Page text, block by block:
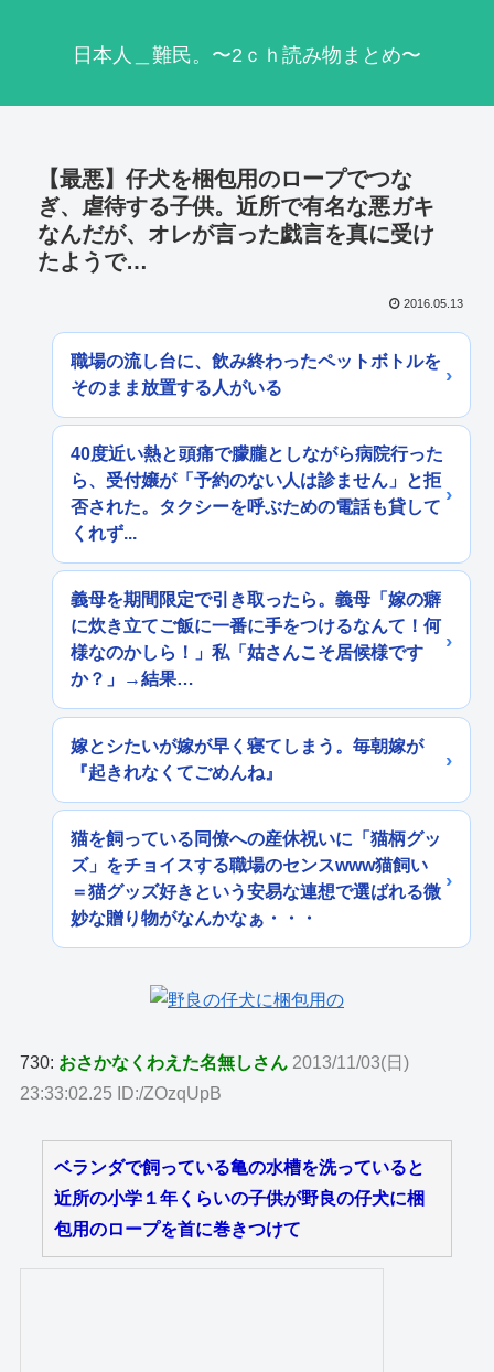
日本人＿難民。〜2ｃｈ読み物まとめ〜
【最悪】仔犬を梱包用のロープでつな
ぎ、虐待する子供。近所で有名な悪ガキ
なんだが、オレが言った戯言を真に受け
たようで…
2016.05.13
職場の流し台に、飲み終わったペットボトルを
そのまま放置する人がいる
40度近い熱と頭痛で朦朧としながら病院行った
ら、受付嬢が「予約のない人は診ません」と拒
否された。タクシーを呼ぶための電話も貸して
くれず...
義母を期間限定で引き取ったら。義母「嫁の癖
に炊き立てご飯に一番に手をつけるなんて！何
様なのかしら！」私「姑さんこそ居候様です
か？」→結果…
嫁とシたいが嫁が早く寝てしまう。毎朝嫁が
『起きれなくてごめんね』
猫を飼っている同僚への産休祝いに「猫柄グッ
ズ」をチョイスする職場のセンスwww猫飼い
＝猫グッズ好きという安易な連想で選ばれる微
妙な贈り物がなんかなぁ・・・
730: おさかなくわえた名無しさん 2013/11/03(日)
23:33:02.25 ID:/ZOzqUpB
ベランダで飼っている亀の水槽を洗っていると
近所の小学１年くらいの子供が野良の仔犬に梱
包用のロープを首に巻きつけて